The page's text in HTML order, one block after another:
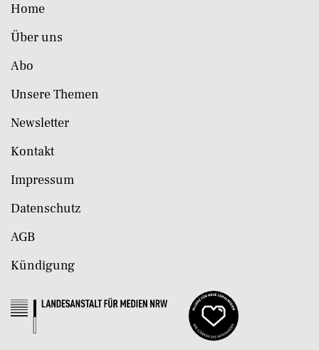
Home
Über uns
Abo
Unsere Themen
Newsletter
Kontakt
Impressum
Datenschutz
AGB
Kündigung